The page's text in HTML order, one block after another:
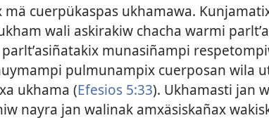
mä cuerpükaspas ukhamawa.
wali askirakiw chacha warmi
munasiñampi
pulmunampix cuerposan wila
ukhama (Efesios 5:33). Ukhamasti jan
nayra jan walinak amxäsiskañax